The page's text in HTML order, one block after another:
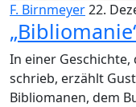
F. Birnmeyer22.
In einer Geschichte,
schrieb, erzählt
Bibliomanen, dem